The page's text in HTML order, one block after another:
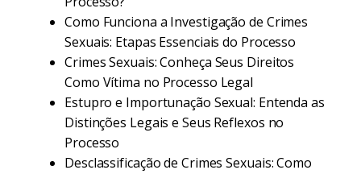
Como Funciona a Investigação de Crimes
Sexuais: Etapas Essenciais do Processo
Crimes Sexuais: Conheça Seus Direitos
Como Vítima no Processo Legal
Estupro e Importunação Sexual: Entenda as
Distinções Legais e Seus Reflexos no
Processo
Desclassificação de Crimes Sexuais: Como